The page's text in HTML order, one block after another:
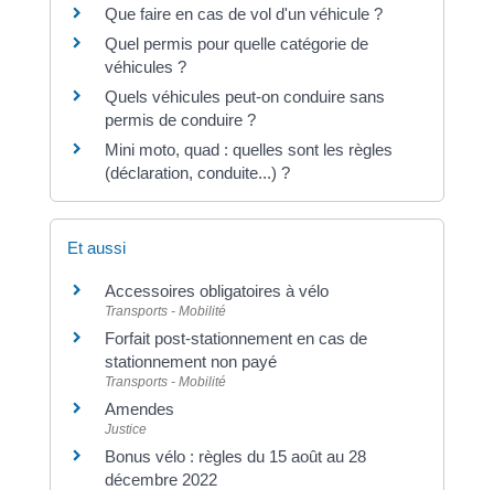
Que faire en cas de vol d'un véhicule ?
Quel permis pour quelle catégorie de
véhicules ?
Quels véhicules peut-on conduire sans
permis de conduire ?
Mini moto, quad : quelles sont les règles
(déclaration, conduite...) ?
Et aussi
Accessoires obligatoires à vélo
Transports - Mobilité
Forfait post-stationnement en cas de
stationnement non payé
Transports - Mobilité
Amendes
Justice
Bonus vélo : règles du 15 août au 28
décembre 2022